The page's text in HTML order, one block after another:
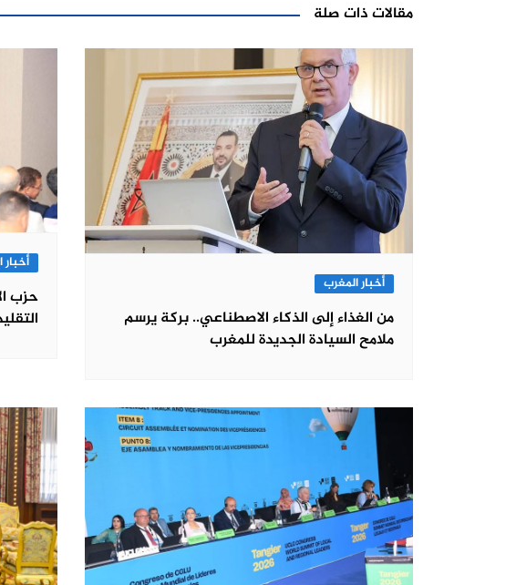
مقالات ذات صلة
أخبار المغرب
من الغذاء إلى الذكاء الاصطناعي.. بركة يرسم
ملامح السيادة الجديدة للمغرب
حزب